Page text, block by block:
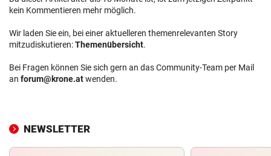
kein Kommentieren mehr möglich.
Wir laden Sie ein, bei einer aktuelleren themenrelevanten Story
mitzudiskutieren:Themenübersicht.
Bei Fragen können Sie sich gern an das Community-Team per Mail
an forum@krone.atwenden.
NEWSLETTER